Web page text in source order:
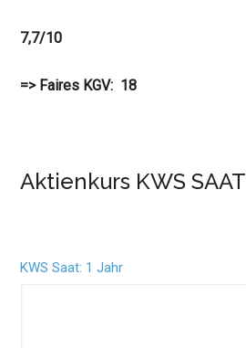
7,7/10
=> Faires KGV: 18
Aktienkurs KWS SAAT
KWS Saat: 1 Jahr